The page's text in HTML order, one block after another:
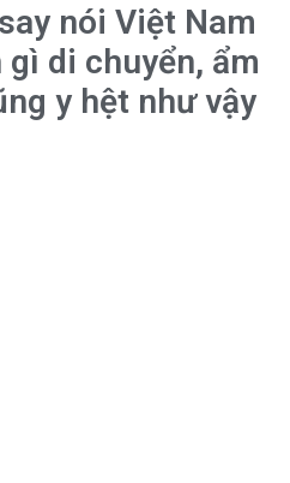
nói Việt Nam
di chuyển, ẩm
y hệt như vậy